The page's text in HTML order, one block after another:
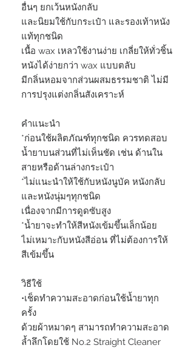
อื่นๆ ยกเว้นหนังกลับ
และนิยมใช้กับกระเป๋า และรองเท้าหนัง
แท้ทุกชนิด
เนื้อ wax เหลวใช้งานง่าย เกลี่ยให้ทั่วชิ้น
หนังได้ง่ายกว่า wax แบบตลับ
มีกลิ่นหอมจากส่วนผสมธรรมชาติ ไม่มี
การปรุงแต่งกลิ่นสังเคราะห์
คำแนะนำ
*ก่อนใช้ผลิตภัณฑ์ทุกชนิด ควรทดสอบ
น้ำยาบนส่วนที่ไม่เห็นชัด เช่น ด้านใน
สายหรือด้านล่างกระเป๋า
*ไม่แนะนำให้ใช้กับหนังนูบัค หนังกลับ
และหนังนุ่มๆทุกชนิด
เนื่องจากมีการดูดซับสูง
*น้ำยาจะทำให้สีหนังเข้มขึ้นเล็กน้อย
ไม่เหมาะกับหนังสีอ่อน ที่ไม่ต้องการให้
สีเข้มขึ้น
วิธีใช้
•เช็ดทำความสะอาดก่อนใช้น้ำยาทุก
ครั้ง
ด้วยผ้าหมาดๆ สามารถทำความสะอาด
ล้ำลึกโดยใช้ No.2 Straight Cleaner